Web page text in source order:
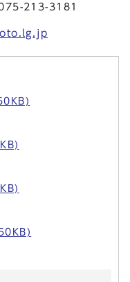
213-3181